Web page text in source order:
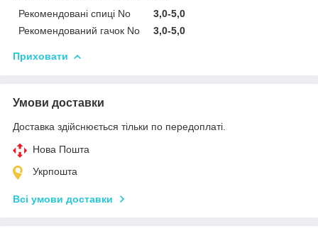
Рекомендовані спиці No
3,0-5,0
Рекомендований гачок No
3,0-5,0
Приховати
Умови доставки
Доставка здійснюється тільки по передоплаті.
Нова Пошта
Укрпошта
Всі умови доставки